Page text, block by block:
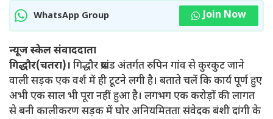
WhatsApp Group Join Now
न्यूज स्केल संवाददाता
गिद्धौर(चतरा)। गिद्धौर प्रखंड अंतर्गत रुपिन गांव से कुरकुट जाने
वाली सड़क एक वर्श में ही टूटने लगी है। बताते चलें कि कार्य पूर्ण हुए
अभी एक साल भी पूरा नहीं हुआ है। लगभग एक करोड़ों की लागत
से बनी कालीकरण सड़क में घोर अनियमितता संवेदक बंशी दांगी के